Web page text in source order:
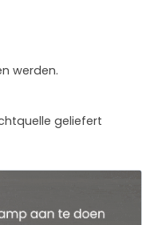
werden.
geliefert